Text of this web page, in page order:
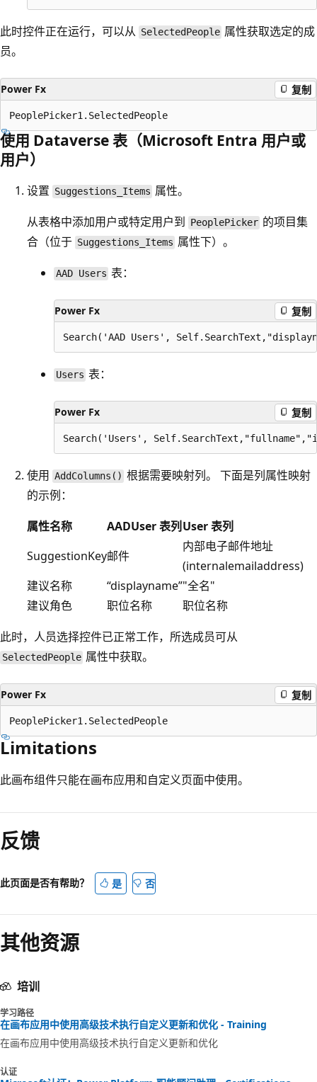
此时控件正在运行，可以从 SelectedPeople 属性获取选定的成
员。
Power Fx 复制
使用 Dataverse 表（Microsoft Entra 用户或
用户）
设置 Suggestions_Items 属性。
从表格中添加用户或特定用户到 PeoplePicker 的项目集
合（位于 Suggestions_Items 属性下）。
AAD Users 表：
Power Fx 复制
Users 表：
Power Fx 复制
使用 AddColumns() 根据需要映射列。 下面是列属性映射
的示例：
属性名称
AADUser 表列 User 表列
SuggestionKey邮件
内部电子邮件地址
(internalemailaddress)
建议名称
“displayname”"全名"
建议角色
职位名称
职位名称
此时，人员选择控件已正常工作，所选成员可从
SelectedPeople 属性中获取。
Power Fx 复制
Limitations
此画布组件只能在画布应用和自定义页面中使用。
反馈
此页面是否有帮助？ 是 否
其他资源
培训
学习路径
在画布应用中使用高级技术执行自定义更新和优化 - Training
在画布应用中使用高级技术执行自定义更新和优化
认证